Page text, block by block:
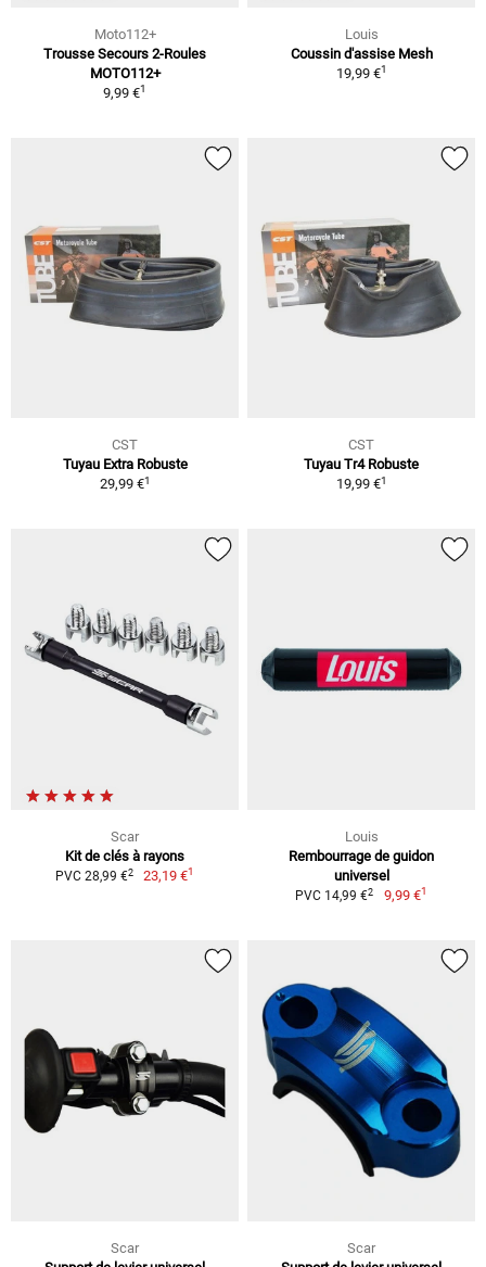
Moto112+
Trousse Secours 2-Roules
MOTO112+
9,99 €1
Louis
Coussin d'assise Mesh
19,99 €1
CST
Tuyau Extra Robuste
29,99 €1
CST
Tuyau Tr4 Robuste
19,99 €1
Scar
Kit de clés à rayons
PVC 28,99 €2 23,19 €1
Louis
Rembourrage de guidon
universel
PVC 14,99 €2 9,99 €1
Scar
Scar